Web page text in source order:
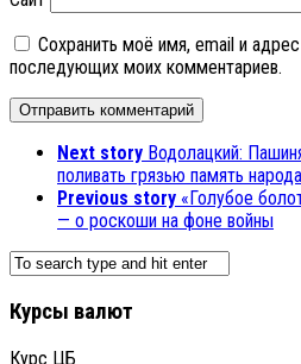
Сохранить моё имя, email и
последующих моих комментариев.
Next story Водолацкий:
поливать грязью память
Previous story «Голубое
— о роскоши на фоне войны
Курсы валют
Курс ЦБ